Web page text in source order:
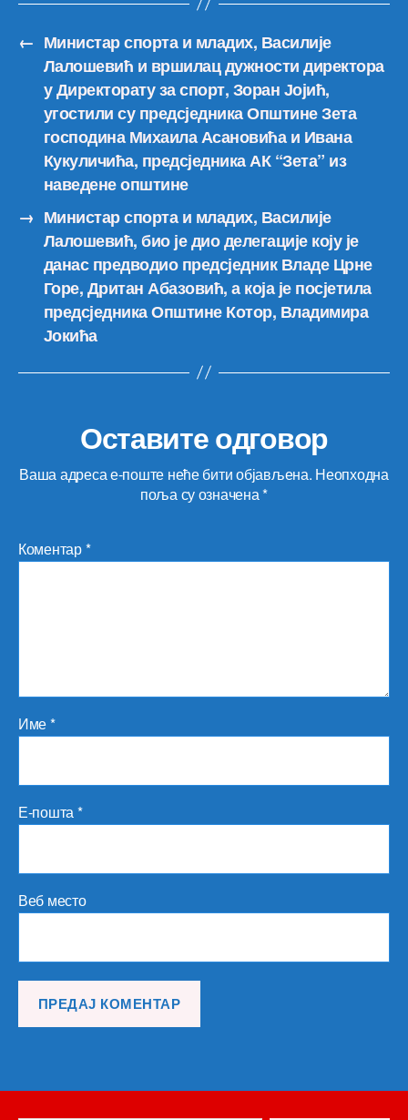
← Министар спорта и младих, Василије
Лалошевић и вршилац дужности директора
у Директорату за спорт, Зоран Јојић,
угостили су предсједника Општине Зета
господина Михаила Асановића и Ивана
Кукуличића, предсједника АК “Зета” из
наведене општине
→ Министар спорта и младих, Василије
Лалошевић, био је дио делегације коју је
данас предводио предсједник Владе Црне
Горе, Дритан Абазовић, а која је посјетила
предсједника Општине Котор, Владимира
Јокића
Оставите одговор
Ваша адреса е-поште неће бити објављена. Неопходна
поља су означена*
Коментар*
Име*
Е-пошта*
Веб место